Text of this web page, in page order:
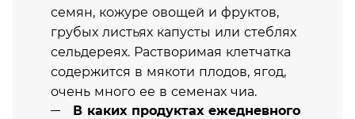
семян, кожуре овощей и фруктов,
грубых листьях капусты или стеблях
сельдереях. Растворимая клетчатка
содержится в мякоти плодов, ягод,
очень много ее в семенах чиа.
В каких продуктах ежедневного